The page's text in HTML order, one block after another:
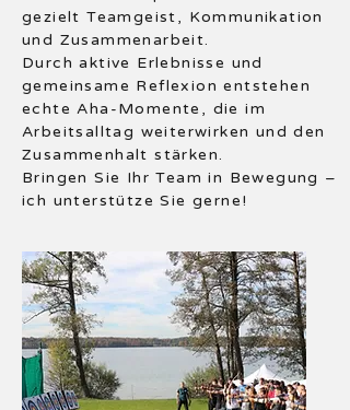
gezielt Teamgeist, Kommunikation
und Zusammenarbeit.
Durch aktive Erlebnisse und
gemeinsame Reflexion entstehen
echte Aha-Momente, die im
Arbeitsalltag weiterwirken und den
Zusammenhalt stärken.
Bringen Sie Ihr Team in Bewegung –
ich unterstütze Sie gerne!